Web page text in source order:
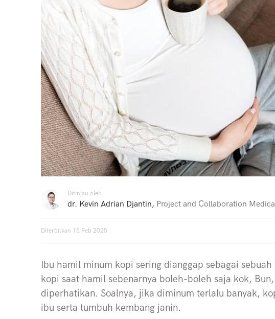
Ditinjau oleh
dr. Kevin Adrian Djantin, Project and Collaboration
Diterbitkan 15 Feb 2025
Ibu hamil minum kopi sering dianggap sebagai
kopi saat hamil sebenarnya boleh-boleh saja kok,
diperhatikan. Soalnya, jika diminum terlalu banyak,
ibu serta tumbuh kembang janin.